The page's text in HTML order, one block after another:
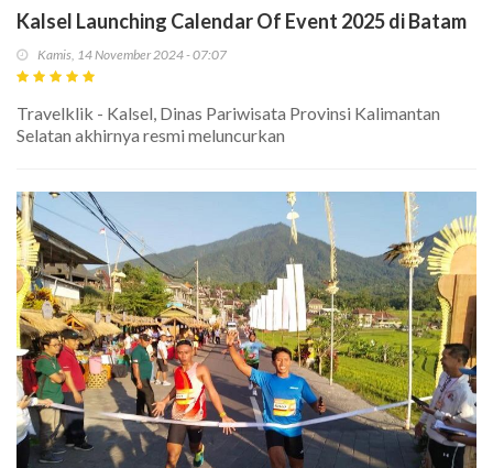
Kalsel Launching Calendar Of Event 2025 di Batam
Kamis, 14 November 2024 - 07:07
Travelklik - Kalsel, Dinas Pariwisata Provinsi Kalimantan
Selatan akhirnya resmi meluncurkan